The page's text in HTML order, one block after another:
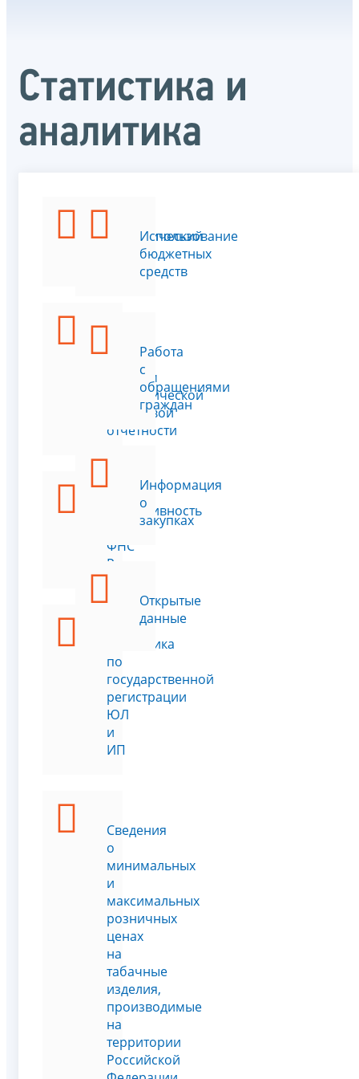
Статистика и
аналитика
Аналитический
портал
по
формам
статистической
налоговой
отчетности
Эффективность
работы
ФНС
России
Статистика
по
государственной
регистрации
ЮЛ
и
ИП
Сведения
о
минимальных
и
максимальных
розничных
ценах
на
табачные
изделия,
производимые
на
территории
Российской
Использование
бюджетных
средств
Работа
с
обращениями
граждан
Информация
о
закупках
Открытые
данные